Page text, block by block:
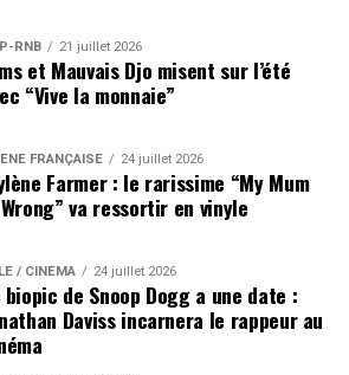
RNB 21 juillet 2026
et Mauvais Djo misent sur l’été
“Vive la monnaie”
FRANÇAISE 24 juillet 2026
Farmer : le rarissime “My Mum
va ressortir en vinyle
/ CINÉMA 24 juillet 2026
biopic de Snoop Dogg a une date :
Daviss incarnera le rappeur au